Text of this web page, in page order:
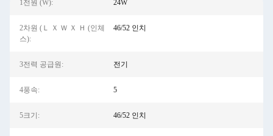
1전원 (W): 24W
2차원 (Ｌ Ｘ Ｗ Ｘ Ｈ (인체
스):
46/52 인치
3전력 공급원: 전기
4풍속: 5
5크기: 46/52 인치